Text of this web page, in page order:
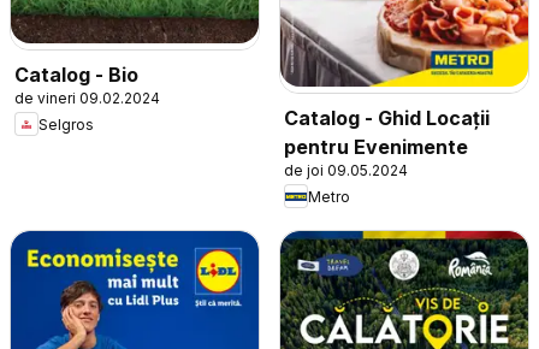
Catalog - Bio
de vineri 09.02.2024
Selgros
Catalog - Ghid Locații
pentru Evenimente
de joi 09.05.2024
Metro